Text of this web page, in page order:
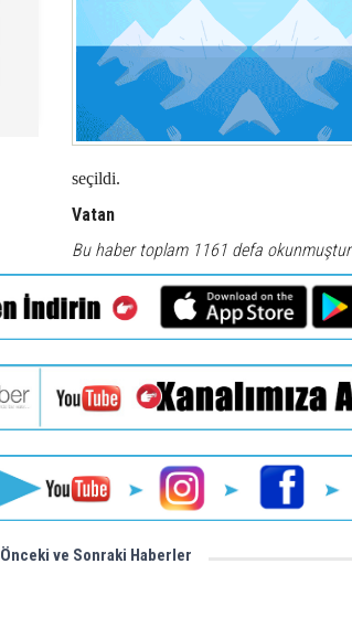
seçildi.
Vatan
Bu haber toplam 1161 defa okunmuştur
Önceki ve Sonraki Haberler